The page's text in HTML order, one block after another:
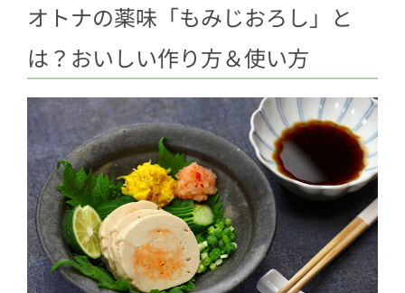
オトナの薬味「もみじおろし」と
は？おいしい作り方＆使い方